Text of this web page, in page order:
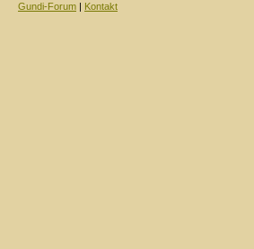
Gundi-Forum | Kontakt